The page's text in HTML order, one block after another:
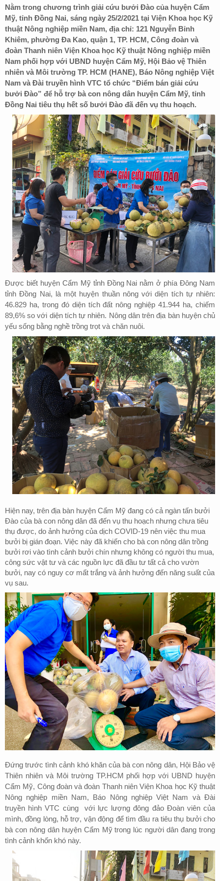
Nằm trong chương trình giải cứu bưởi Đào của huyện Cẩm
Mỹ, tỉnh Đồng Nai, sáng ngày 25/2/2021 tại Viện Khoa học Kỹ
thuật Nông nghiệp miền Nam, địa chỉ: 121 Nguyễn Bỉnh
Khiêm, phường Đa Kao, quận 1, TP. HCM, Công đoàn và
đoàn Thanh niên Viện Khoa học Kỹ thuật Nông nghiệp miền
Nam phối hợp với UBND huyện Cẩm Mỹ, Hội Bảo vệ Thiên
nhiên và Môi trường TP. HCM (HANE), Báo Nông nghiệp Việt
Nam và Đài truyền hình VTC tổ chức “Điểm bán giải cứu
bưởi Đào” để hỗ trợ bà con nông dân huyện Cẩm Mỹ, tỉnh
Đồng Nai tiêu thụ hết số bưởi Đào đã đến vụ thu hoạch.
Được biết huyện Cẩm Mỹtỉnh Đồng Nai nằm ở phía Đông Nam
tỉnh Đồng Nai, là một huyện thuần nông với diện tích tự nhiên:
46.829 ha, trong đó diện tích đất nông nghiệp 41.944 ha, chiếm
89,6% so với diện tích tự nhiên. Nông dân trên địa bàn huyện chủ
yếu sống bằng nghề trồng trọt và chăn nuôi.
Hiện nay, trên địa bàn huyện Cẩm Mỹ đang có cả ngàn tấn bưởi
Đào của bà con nông dân đã đến vụ thu hoạch nhưng chưa tiêu
thụ được, do ảnh hưởng của dịch COVID-19 nên việc thu mua
bưởi bị gián đoạn. Việc này đã khiến cho bà con nông dân trồng
bưởi rơi vào tình cảnh bưởi chín nhưng không có người thu mua,
công sức vật tư và các nguồn lực đã đầu tư tất cả cho vườn
bưởi, nay có nguy cơ mất trắng và ảnh hưởng đến năng suất của
vụ sau.
Đứng trước tình cảnh khó khăn của bà con nông dân, Hội Bảo vệ
Thiên nhiên và Môi trường TP.HCM phối hợp với UBND huyện
Cẩm Mỹ, Công đoàn và đoàn Thanh niên Viện Khoa học Kỹ thuật
Nông nghiệp miền Nam, Báo Nông nghiệp Việt Nam và Đài
truyền hình VTC cùng
với lực lượng đông đảo Đoàn viên của
mình, đồng lòng, hỗ trợ, vận động đểtìm đầu ra tiêu thụ bưởi cho
bà con nông dân huyện Cẩm Mỹ trong lúc người dân đang trong
tình cảnh khốn khó này.